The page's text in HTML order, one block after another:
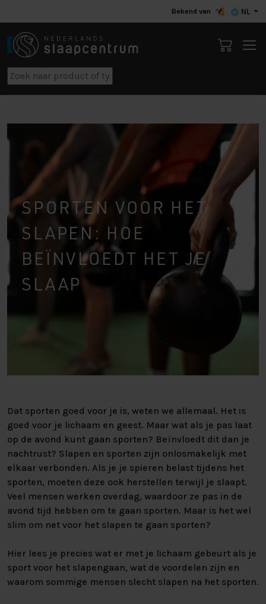
Bekend van NL
SPORTEN VOOR HET
SLAPEN: HOE
BEÏNVLOEDT HET JE
SLAAP
Dat sporten goed voor je is, weten we allemaal. Het is
goed voor je lichaam en geest. Maar wat als je pas laat
op de avond kunt gaan sporten? Beïnvloedt dit dan je
nachtrust? Slapen en sporten zijn onlosmakelijk met
elkaar verbonden. Als je je spieren belast tijdens het
sporten, moeten deze ook herstellen terwijl je slaapt.
Veel mensen werken overdag, waardoor ze pas in de
avond tijd hebben om te gaan sporten. Maar is het wel
slim om net voor het slapen te gaan sporten?
Hier lees je precies wat er met je lichaam gebeurt als je
sport voor het slapengaan, wat de voordelen zijn en
waarom sommige mensen slecht slapen na het sporten.